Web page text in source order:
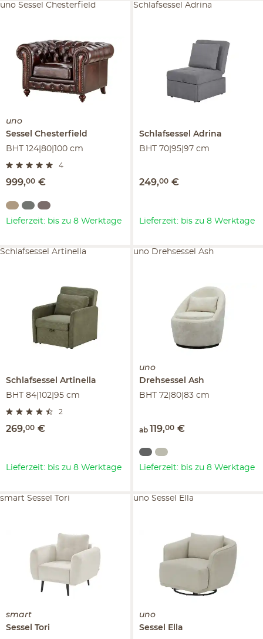
uno
Sessel Chesterfield
BHT 124|80|100 cm
4
999,00 €
uno Sessel Chesterfield
Lieferzeit: bis zu 8 Werktage
Schlafsessel Adrina
BHT 70|95|97 cm
249,00 €
Schlafsessel Adrina
Lieferzeit: bis zu 8 Werktage
Schlafsessel Artinella
BHT 84|102|95 cm
2
269,00 €
Schlafsessel Artinella
Lieferzeit: bis zu 8 Werktage
uno
Drehsessel Ash
BHT 72|80|83 cm
ab 119,00 €
uno Drehsessel Ash
Lieferzeit: bis zu 8 Werktage
smart
Sessel Tori
smart Sessel Tori
uno
Sessel
Ella
uno Sessel Ella